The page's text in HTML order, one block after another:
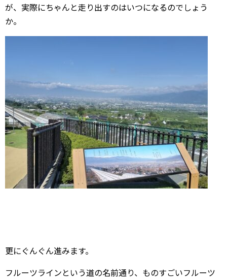
が、実際にちゃんと走り出すのはいつになるのでしょう
か。
更にぐんぐん進みます。
フルーツラインという道の名前通り、ものすごいフルーツ